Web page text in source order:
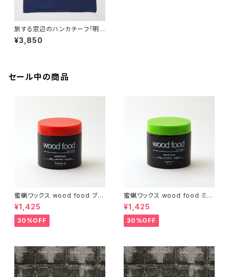
旅する窓辺のハンカチーフ「明
け方の手向け」 藍染屋ほうね リ
ネン100% 36cm角【静岡県
¥3,850
セール中の商品
蜜蝋ワックス wood food ブラ
ッドオレンジ【DIY】【木工】【ギフ
ト プレゼント】【父の日 お誕生
日】
¥1,425
30%OFF
蜜蝋ワックス wood food ミン
ト【DIY】【木工】【ギフト プレゼン
ト】【父の日 お誕生日】
¥1,425
30%OFF